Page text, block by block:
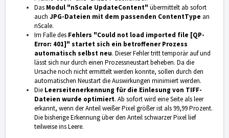
Das Modul "nScale UpdateContent" übermittelt ab sofort
auch JPG-Dateien mit dem passenden ContentType an
nScale.
Im Falle des Fehlers "Could not load imported file [QP-
Error: 401]" startet sich ein betroffener Prozess
automatisch selbst neu. Dieser Fehler tritt temporär auf und
lässt sich nur durch einen Prozessneustart beheben. Da die
Ursache noch nicht ermittelt werden konnte, sollen durch den
automatischen Neustart die Auswirkungen minimiert werden.
Die Leerseitenerkennung für die Einlesung von TIFF-
Dateien wurde optimiert. Ab sofort wird eine Seite als leer
erkannt, wenn der Anteil weißer Pixel größer ist als 99,99 Prozent.
Die bisherige Erkennung über den Anteil schwarzer Pixel lief
teilweise ins Leere.